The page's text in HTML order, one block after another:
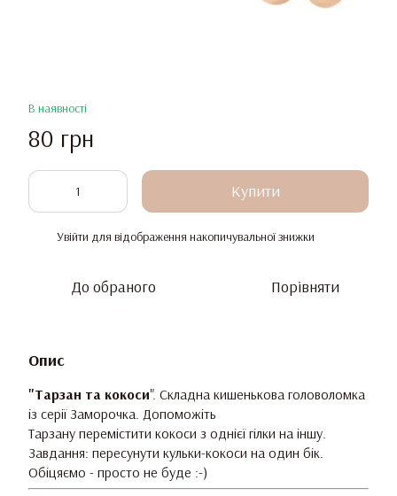
В наявності
80 грн
Купити
Увійти для відображення накопичувальної знижки
До обраного Порівняти
Опис
"Тарзан та кокоси". Складна кишенькова головоломка
із серії Заморочка. Допоможіть
Тарзану перемістити кокоси з однієї гілки на іншу.
Завдання: пересунути кульки-кокоси на один бік.
Обіцяємо - просто не буде :-)